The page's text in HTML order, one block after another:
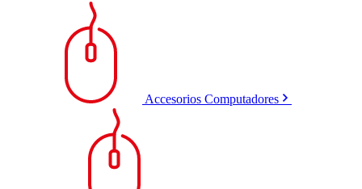
Accesorios Computadores